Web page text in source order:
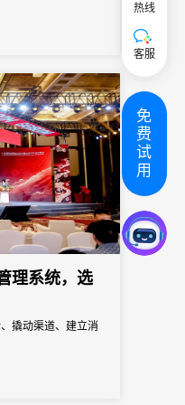
策发布、销售目标分
商大会，能让经销
理系统，选
撬动渠道、建立消
是一场“高难度战
正懂新品发布会场
热线
客服
免
费
试
用